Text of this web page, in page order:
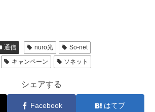
通信 nuro光
So-net
キャンペーン ソネット
シェアする
Facebook はてブ